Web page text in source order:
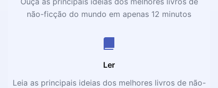
não-ficção do mundo em apenas 12 minutos
Ler
Leia as principais ideias dos melhores livros de não-